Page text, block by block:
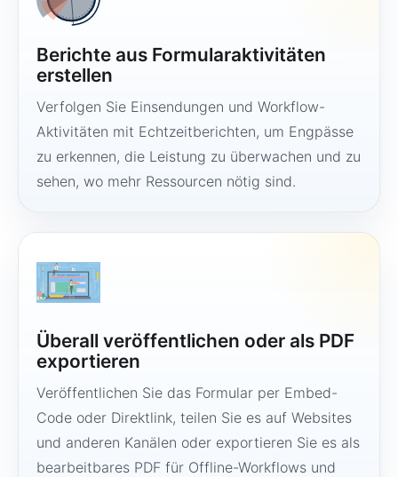
Berichte aus Formularaktivitäten
erstellen
Verfolgen Sie Einsendungen und Workflow-
Aktivitäten mit Echtzeitberichten, um Engpässe
zu erkennen, die Leistung zu überwachen und zu
sehen, wo mehr Ressourcen nötig sind.
Überall veröffentlichen oder als PDF
exportieren
Veröffentlichen Sie das Formular per Embed-
Code oder Direktlink, teilen Sie es auf Websites
und anderen Kanälen oder exportieren Sie es als
bearbeitbares PDF für Offline-Workflows und